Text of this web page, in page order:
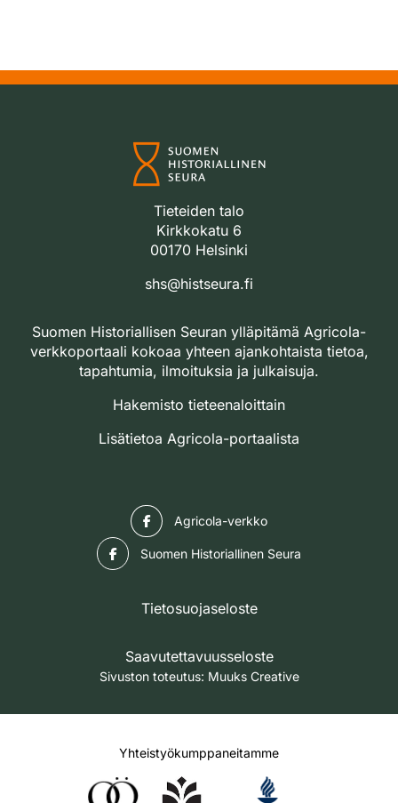
Tieteiden talo
Kirkkokatu 6
00170 Helsinki
shs@histseura.fi
Suomen Historiallisen Seuran ylläpitämä Agricola-
verkkoportaali kokoaa yhteen ajankohtaista tietoa,
tapahtumia, ilmoituksia ja julkaisuja.
Hakemisto tieteenaloittain
Lisätietoa Agricola-portaalista
Agricola-verkko
Suomen Historiallinen Seura
Tietosuojaseloste
Saavutettavuusseloste
Sivuston toteutus: Muuks Creative
Yhteistyökumppaneitamme